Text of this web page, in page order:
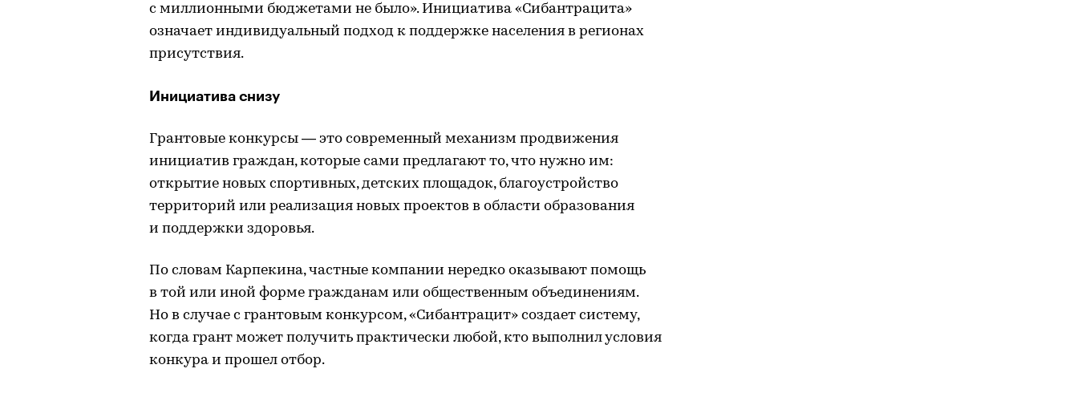
с миллионными бюджетами не было». Инициатива «Сибантрацита»
означает индивидуальный подход к поддержке населения в регионах
присутствия.
Инициатива снизу
Грантовые конкурсы — это современный механизм продвижения
инициатив граждан, которые сами предлагают то, что нужно им:
открытие новых спортивных, детских площадок, благоустройство
территорий или реализация новых проектов в области образования
и поддержки здоровья.
По словам Карпекина, частные компании нередко оказывают помощь
в той или иной форме гражданам или общественным объединениям.
Но в случае с грантовым конкурсом, «Сибантрацит» создает систему,
когда грант может получить практически любой, кто выполнил условия
конкура и прошел отбор.